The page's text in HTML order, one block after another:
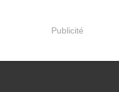
Publicité